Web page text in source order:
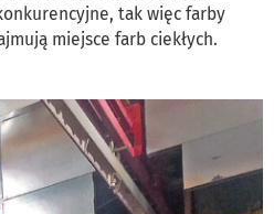
tak więc farby
miejsce farb ciekłych.